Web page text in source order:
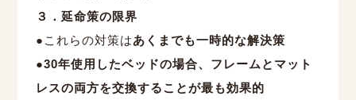
３．延命策の限界
● これらの対策はあくまでも一時的な解決策
●30年使用したベッドの場合、フレームとマット
レスの両方を交換することが最も効果的